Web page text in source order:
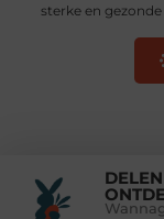
sterke en